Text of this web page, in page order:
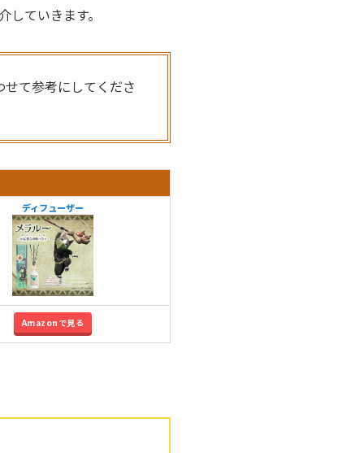
ていきます。
て参考にしてくださ
ディフューザー
Amazonで見る